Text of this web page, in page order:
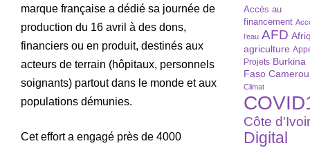
marque française a dédié sa journée de
production du 16 avril à des dons,
financiers ou en produit, destinés aux
acteurs de terrain (hôpitaux, personnels
soignants) partout dans le monde et aux
populations démunies.
Cet effort a engagé près de 4000
Accès au
financement
l’eau AFD
agriculture
Projets Burkina
Faso
Climat
Côte
Digital